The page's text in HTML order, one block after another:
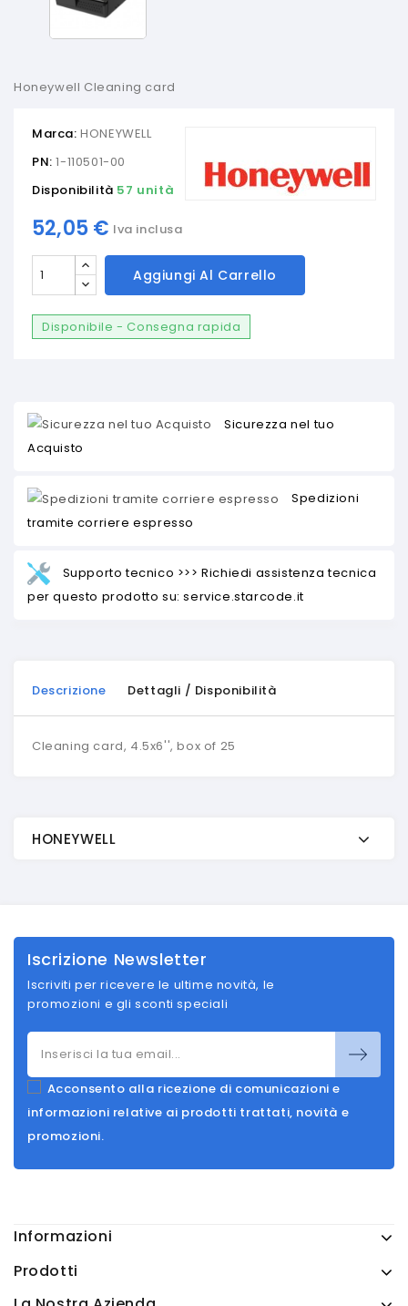
Honeywell Cleaning card
Marca: HONEYWELL
PN: 1-110501-00
Disponibilità 57 unità
52,05 € Iva inclusa
Aggiungi Al Carrello
Disponibile - Consegna rapida
Sicurezza nel tuo
Acquisto
Spedizioni
tramite corriere espresso
Supporto tecnico >>> Richiedi assistenza tecnica
per questo prodotto su: service.starcode.it
Descrizione Dettagli / Disponibilità
Cleaning card, 4.5x6'', box of 25
HONEYWELL
Iscrizione Newsletter
Iscriviti per ricevere le ultime novità, le
promozioni e gli sconti speciali
Acconsento alla ricezione di comunicazioni e
informazioni relative ai prodotti trattati, novità e
promozioni.
Informazioni
Prodotti